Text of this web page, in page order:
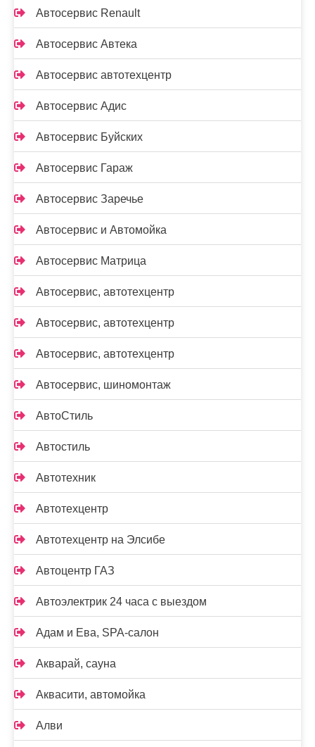
Автосервис Renault
Автосервис Автека
Автосервис автотехцентр
Автосервис Адис
Автосервис Буйских
Автосервис Гараж
Автосервис Заречье
Автосервис и Автомойка
Автосервис Матрица
Автосервис, автотехцентр
Автосервис, автотехцентр
Автосервис, автотехцентр
Автосервис, шиномонтаж
АвтоСтиль
Автостиль
Автотехник
Автотехцентр
Автотехцентр на Элсибе
Автоцентр ГАЗ
Автоэлектрик 24 часа с выездом
Адам и Ева, SPA-салон
Акварай, сауна
Аквасити, автомойка
Алви